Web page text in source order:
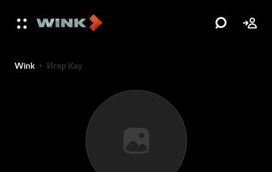
Wink Игер Кау